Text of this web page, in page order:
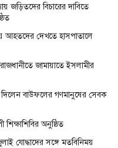
জড়িতদের বিচারের দাবিতে
আহতদের দেখতে হাসপাতালে
জামায়াতে ইসলামীর
দিলেন বাউফলের গণমানুষের সেবক
অনুষ্ঠিত
যোদ্ধাদের সঙ্গে মতবিনিময়